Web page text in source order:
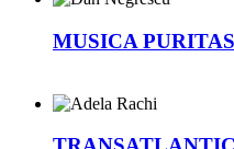
MUSICA